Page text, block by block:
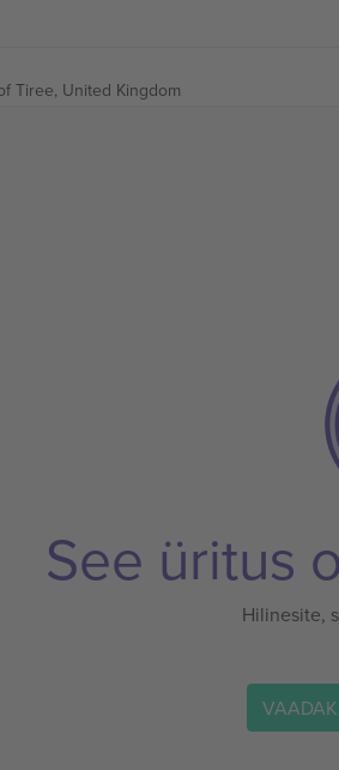
Tiree, United Kingdom
See üritus
Hilinesite,